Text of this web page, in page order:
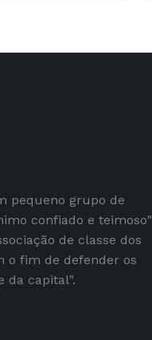
pequeno grupo de
confiado e teimoso"
de classe dos
o fim de defender os
da capital".